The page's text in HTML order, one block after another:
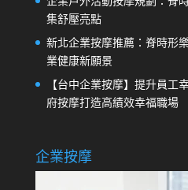
集舒壓亮點
新北企業按摩推薦：脊時形
業健康新願景
【台中企業按摩】提升員工
府按摩打造高績效幸福職場
企業按摩